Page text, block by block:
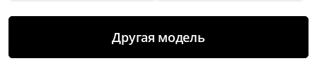
Другая модель